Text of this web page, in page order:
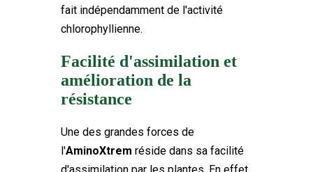
fait indépendamment de l'activité
chlorophyllienne.
Facilité d'assimilation et
amélioration de la
résistance
Une des grandes forces de
l'AminoXtrem réside dans sa facilité